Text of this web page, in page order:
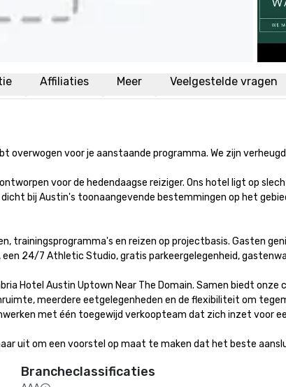
Affiliaties Meer Veelgestelde vragen
overwogen voor je aanstaande programma. We zijn
voor de hedendaagse reiziger. Ons hotel ligt op
bij Austin's toonaangevende bestemmingen op het
trainingsprogramma's en reizen op projectbasis. Gasten
een 24/7 Athletic Studio, gratis parkeergelegenheid,
Hotel Austin Uptown Near The Domain. Samen biedt
meerdere eetgelegenheden en de flexibiliteit om
met één toegewijd verkoopteam dat zich inzet voor
uit om een voorstel op maat te maken dat het beste
Brancheclassificaties